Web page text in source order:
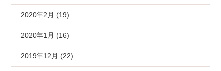
2020年2月 (19)
2020年1月 (16)
2019年12月 (22)